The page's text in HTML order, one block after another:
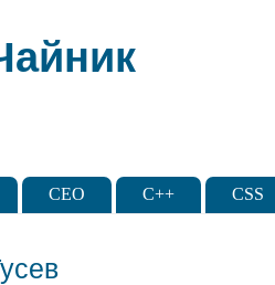
CEO C++ CSS